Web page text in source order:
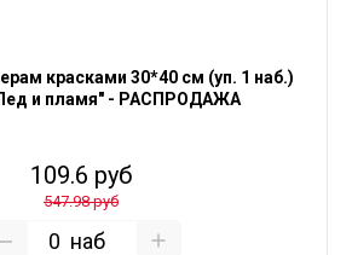
красками 30*40 см (уп. 1 наб.)
и пламя" - РАСПРОДАЖА
109.6 руб
547.98 руб
наб